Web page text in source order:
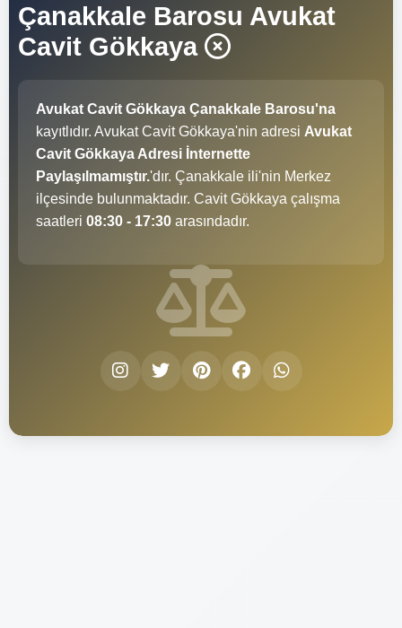
Çanakkale Barosu Avukat
Cavit Gökkaya
Avukat Cavit Gökkaya Çanakkale Barosu'na
kayıtlıdır. Avukat Cavit Gökkaya'nin adresi Avukat
Cavit Gökkaya Adresi İnternette
Paylaşılmamıştır.'dır. Çanakkale ili'nin Merkez
ilçesinde bulunmaktadır. Cavit Gökkaya çalışma
saatleri 08:30 - 17:30 arasındadır.